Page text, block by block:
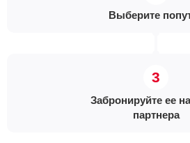
Выберите
Забронируйте ее
партнера